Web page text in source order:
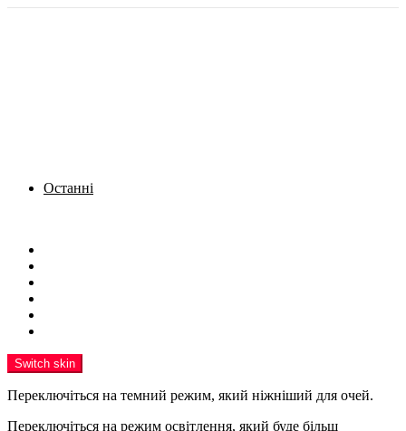
Останні
Switch skin
Переключіться на темний режим, який ніжніший для очей.
Переключіться на режим освітлення, який буде більш